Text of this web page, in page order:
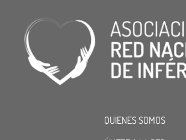
QUIENES SOMOS